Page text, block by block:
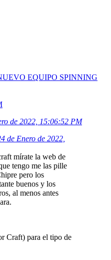
EQUIPO SPINNING
de 2022, 15:06:52 PM
de Enero de 2022,
mírate la web de
tengo me las pille
pero los
buenos y los
al menos antes
Craft) para el tipo de